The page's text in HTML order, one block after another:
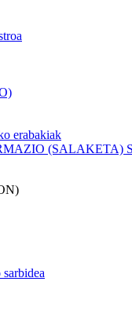
erabakiak
(SALAKETA)